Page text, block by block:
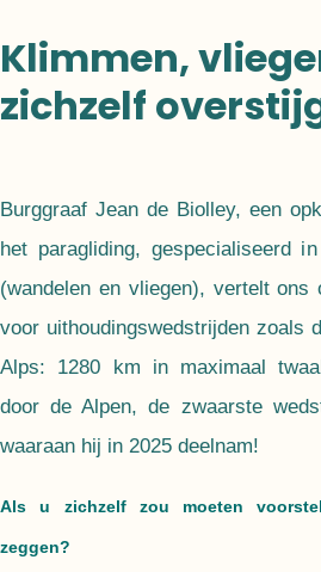
Klimmen,
zichzelf
Burggraaf Jean de Biolley, een
het paragliding, gespecialiseerd
(wandelen en vliegen), vertelt ons
voor uithoudingswedstrijden zoals
Alps: 1280 km in maximaal
door de Alpen, de zwaarste
waaraan hij in 2025 deelnam!
Als u zichzelf zou moeten
zeggen?